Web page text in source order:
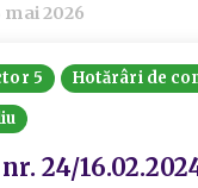
mai 2026
5
Hotărâri de
24/